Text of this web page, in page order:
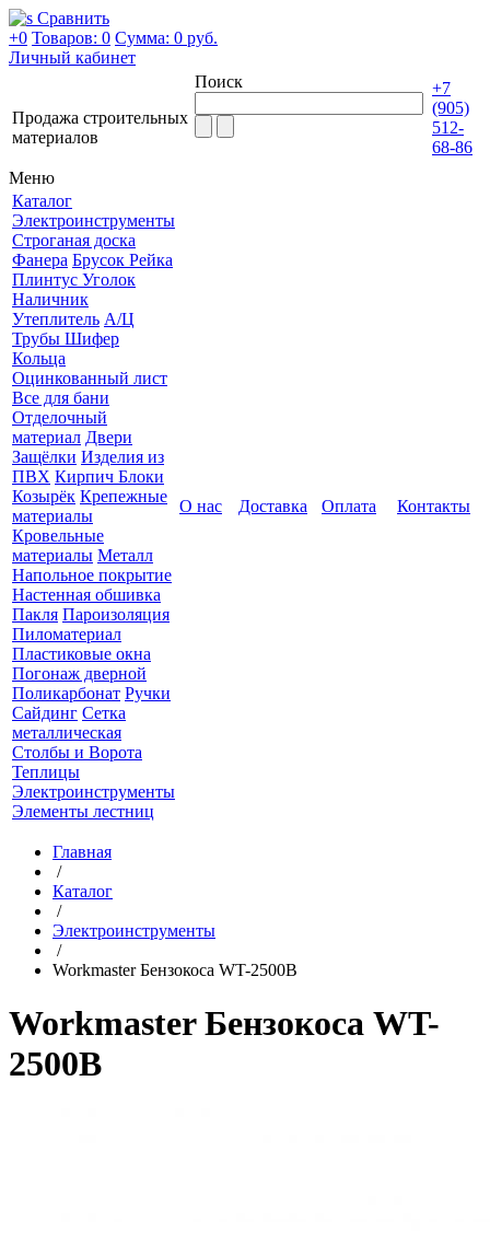
Сравнить
+0 Товаров: 0 Сумма: 0 руб.
Личный кабинет
Продажа строительных
материалов
Поиск
+7
(905)
512-
68-86
Меню
Каталог
Электроинструменты
Строганая доска
Фанера Брусок Рейка
Плинтус Уголок
Наличник
Утеплитель А/Ц
Трубы Шифер
Кольца
Оцинкованный лист
Все для бани
Отделочный
материал Двери
Защёлки Изделия из
ПВХ Кирпич Блоки
Козырёк Крепежные
материалы
Кровельные
материалы Металл
Напольное покрытие
Настенная обшивка
Пакля Пароизоляция
Пиломатериал
Пластиковые окна
Погонаж дверной
Поликарбонат Ручки
Сайдинг Сетка
металлическая
Столбы и Ворота
Теплицы
Электроинструменты
Элементы лестниц
О нас Доставка Оплата Контакты
Главная
/
Каталог
/
Электроинструменты
/
Workmaster Бензокоса WT-2500B
Workmaster Бензокоса WT-
2500B